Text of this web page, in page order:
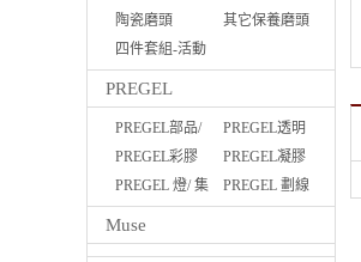
陶瓷磨頭
其它保養磨頭
四件套組-活動
PREGEL
PREGEL部品/
磨棒/液體
PREGEL透明
功能膠
PREGEL彩膠
PREGEL凝膠
筆
PREGEL 燈/ 集
PREGEL 劃線
Muse